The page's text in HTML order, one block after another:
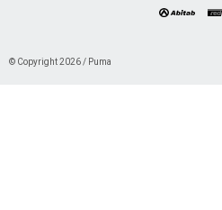
© Copyright 2026 / Puma